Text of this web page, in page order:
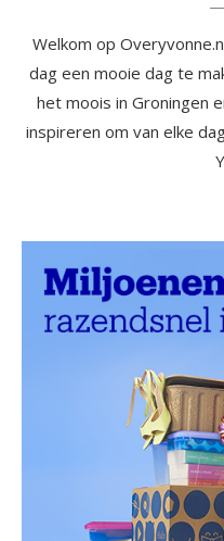
Welkom op
dag een mooie dag te
het moois in Groningen
inspireren om van elke